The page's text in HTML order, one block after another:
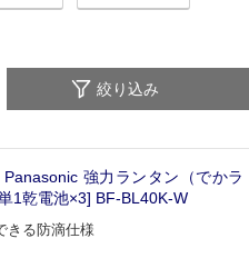
絞り込み
強力ランタン（でかラ
1乾電池×3] BF-BL40K-W
きる防滴仕様